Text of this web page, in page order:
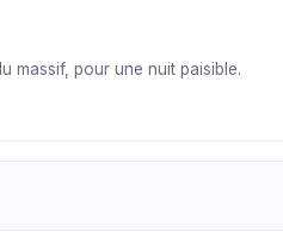
massif, pour une nuit paisible.